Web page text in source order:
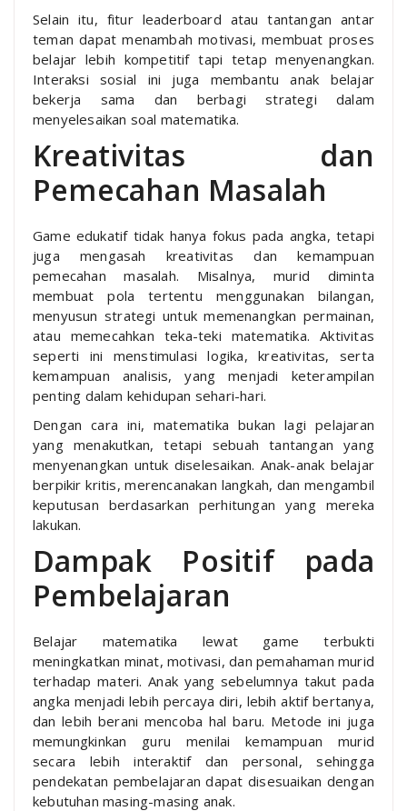
Selain itu, fitur leaderboard atau tantangan antar
teman dapat menambah motivasi, membuat proses
belajar lebih kompetitif tapi tetap menyenangkan.
Interaksi sosial ini juga membantu anak belajar
bekerja sama dan berbagi strategi dalam
menyelesaikan soal matematika.
Kreativitas dan
Pemecahan Masalah
Game edukatif tidak hanya fokus pada angka, tetapi
juga mengasah kreativitas dan kemampuan
pemecahan masalah. Misalnya, murid diminta
membuat pola tertentu menggunakan bilangan,
menyusun strategi untuk memenangkan permainan,
atau memecahkan teka-teki matematika. Aktivitas
seperti ini menstimulasi logika, kreativitas, serta
kemampuan analisis, yang menjadi keterampilan
penting dalam kehidupan sehari-hari.
Dengan cara ini, matematika bukan lagi pelajaran
yang menakutkan, tetapi sebuah tantangan yang
menyenangkan untuk diselesaikan. Anak-anak belajar
berpikir kritis, merencanakan langkah, dan mengambil
keputusan berdasarkan perhitungan yang mereka
lakukan.
Dampak Positif pada
Pembelajaran
Belajar matematika lewat game terbukti
meningkatkan minat, motivasi, dan pemahaman murid
terhadap materi. Anak yang sebelumnya takut pada
angka menjadi lebih percaya diri, lebih aktif bertanya,
dan lebih berani mencoba hal baru. Metode ini juga
memungkinkan guru menilai kemampuan murid
secara lebih interaktif dan personal, sehingga
pendekatan pembelajaran dapat disesuaikan dengan
kebutuhan masing-masing anak.